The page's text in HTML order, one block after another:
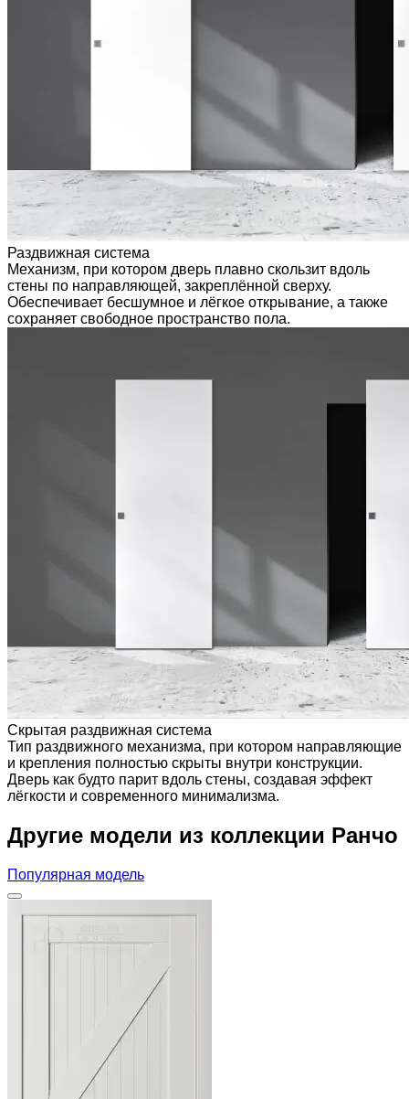
Раздвижная система
Механизм, при котором дверь плавно скользит вдоль
стены по направляющей, закреплённой сверху.
Обеспечивает бесшумное и лёгкое открывание, а также
сохраняет свободное пространство пола.
Скрытая раздвижная система
Тип раздвижного механизма, при котором направляющие
и крепления полностью скрыты внутри конструкции.
Дверь как будто парит вдоль стены, создавая эффект
лёгкости и современного минимализма.
Другие модели из коллекции Ранчо
Популярная модель